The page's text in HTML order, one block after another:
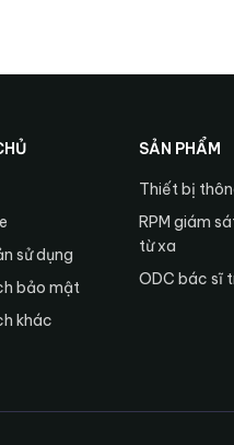
sử dụng
bảo mật
khác
SẢN PHẨM
Thiết bị
RPM giám
từ xa
ODC bác sĩ